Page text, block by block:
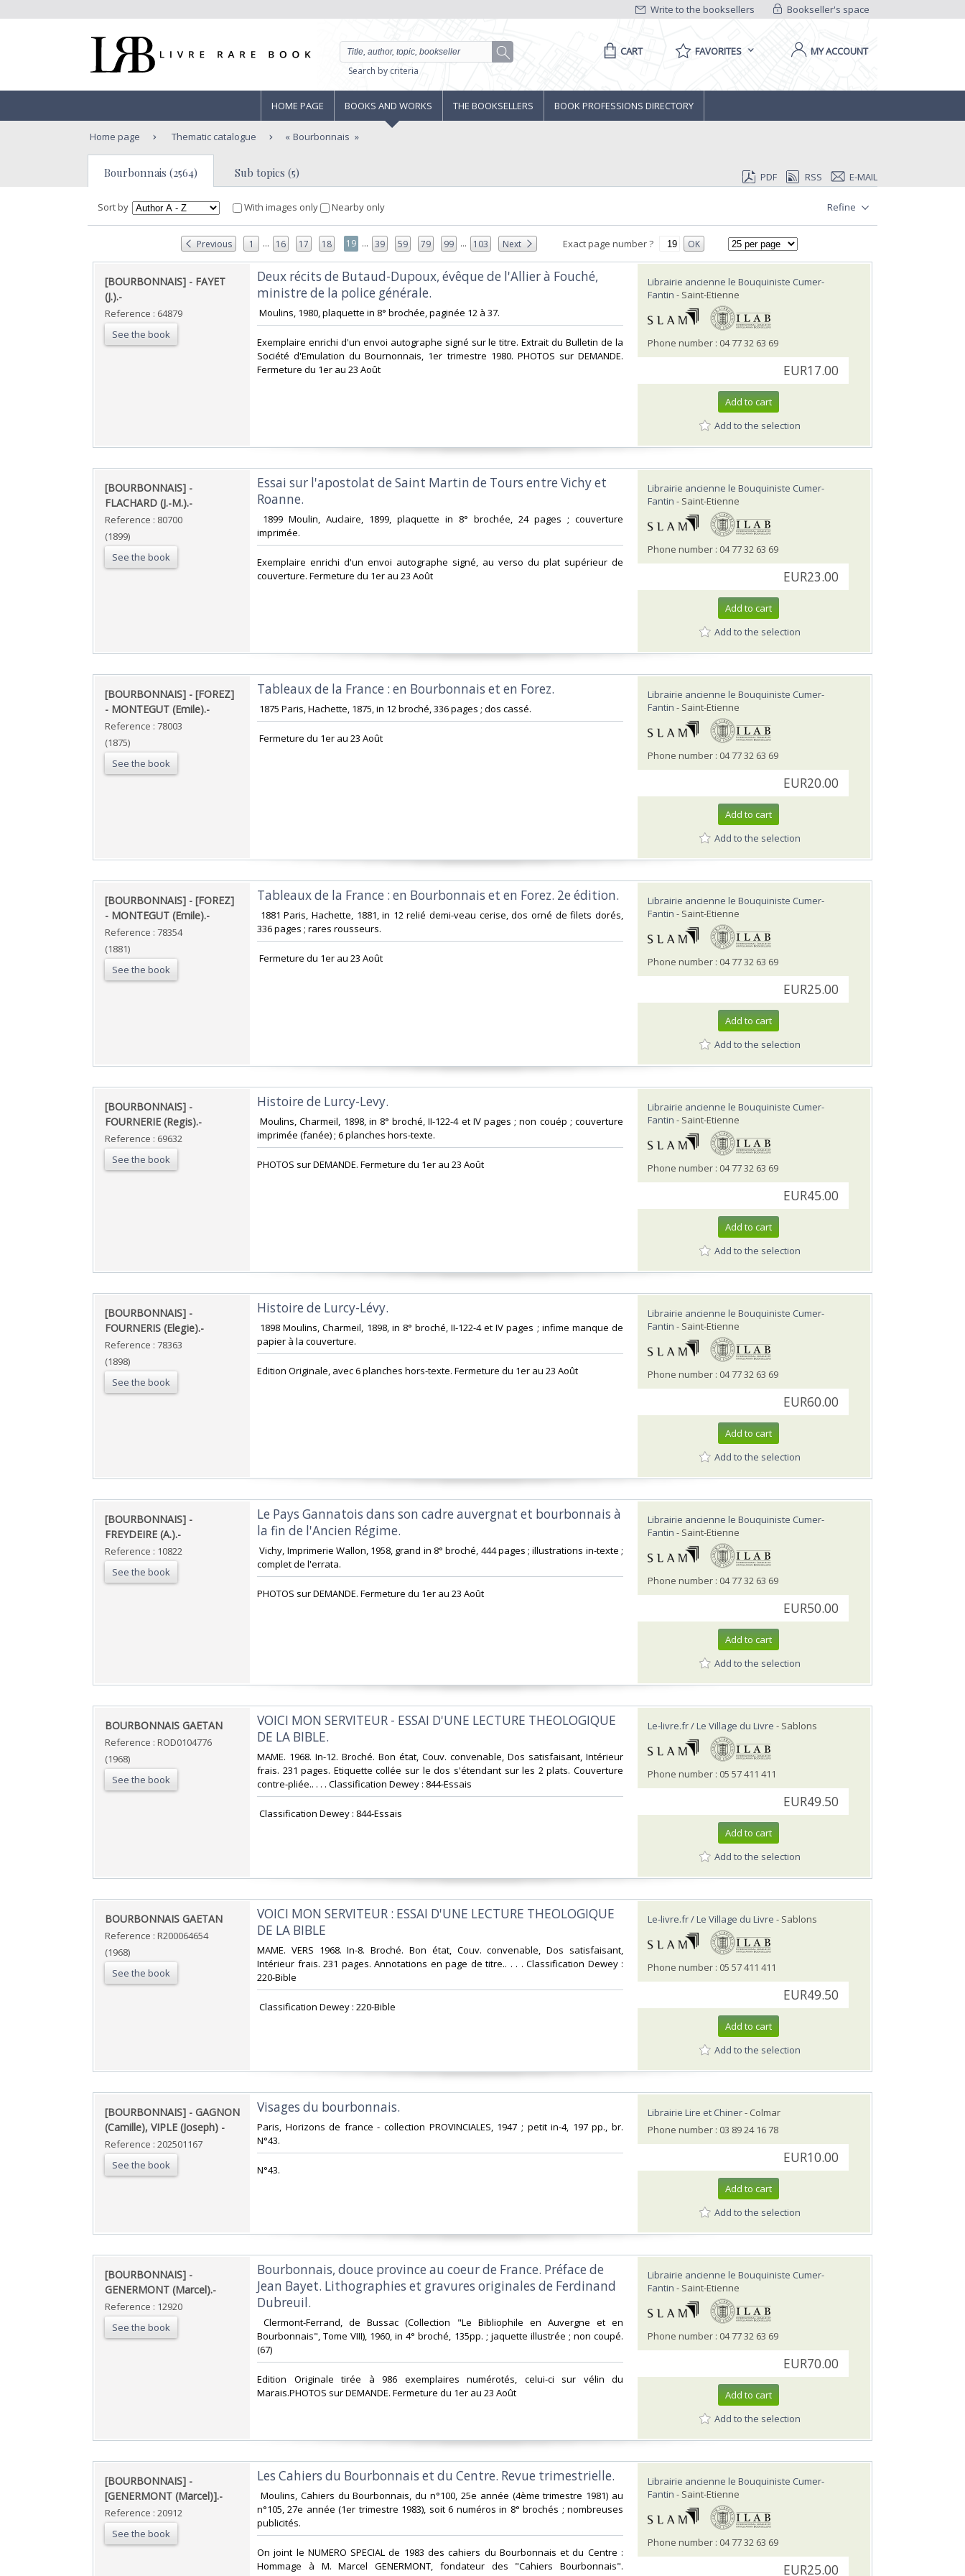
Bookseller's space
Write to the booksellers
Search by criteria
CART FAVORITES MY ACCOUNT
HOME PAGE BOOKS AND WORKS THE BOOKSELLERS BOOK PROFESSIONS DIRECTORY
Home page Thematic catalogue Bourbonnais
Bourbonnais (2564) Sub topics (5) PDF RSS E-MAIL
Sort by With images only Nearby only Refine
Previous 1 ... 16 17 18 19 ... 39 59 79 99 ... 103 Next Exact page number ? OK
‎[BOURBONNAIS] - FAYET
(J.).-‎
Reference : 64879
See the book
‎Deux récits de Butaud-Dupoux, évêque de l'Allier à Fouché,
ministre de la police générale.‎
‎ Moulins, 1980, plaquette in 8° brochée, paginée 12 à 37. ‎
‎Exemplaire enrichi d'un envoi autographe signé sur le titre. Extrait du Bulletin de la
Société d'Emulation du Bournonnais, 1er trimestre 1980. PHOTOS sur DEMANDE.
Fermeture du 1er au 23 Août‎
Librairie ancienne le Bouquiniste Cumer-
Fantin - Saint-Etienne
Phone number : 04 77 32 63 69
EUR17.00
Add to cart
Add to the selection
‎[BOURBONNAIS] -
FLACHARD (J.-M.).-‎
Reference : 80700
(1899)
See the book
‎Essai sur l'apostolat de Saint Martin de Tours entre Vichy et
Roanne.‎
‎ 1899 Moulin, Auclaire, 1899, plaquette in 8° brochée, 24 pages ; couverture
imprimée. ‎
‎Exemplaire enrichi d'un envoi autographe signé, au verso du plat supérieur de
couverture. Fermeture du 1er au 23 Août‎
Librairie ancienne le Bouquiniste Cumer-
Fantin - Saint-Etienne
Phone number : 04 77 32 63 69
EUR23.00
Add to cart
Add to the selection
‎[BOURBONNAIS] - [FOREZ]
- MONTEGUT (Emile).-‎
Reference : 78003
(1875)
See the book
‎Tableaux de la France : en Bourbonnais et en Forez.‎
‎ 1875 Paris, Hachette, 1875, in 12 broché, 336 pages ; dos cassé. ‎
‎ Fermeture du 1er au 23 Août‎
Librairie ancienne le Bouquiniste Cumer-
Fantin - Saint-Etienne
Phone number : 04 77 32 63 69
EUR20.00
Add to cart
Add to the selection
‎[BOURBONNAIS] - [FOREZ]
- MONTEGUT (Emile).-‎
Reference : 78354
(1881)
See the book
‎Tableaux de la France : en Bourbonnais et en Forez. 2e édition.‎
‎ 1881 Paris, Hachette, 1881, in 12 relié demi-veau cerise, dos orné de filets dorés,
336 pages ; rares rousseurs. ‎
‎ Fermeture du 1er au 23 Août‎
Librairie ancienne le Bouquiniste Cumer-
Fantin - Saint-Etienne
Phone number : 04 77 32 63 69
EUR25.00
Add to cart
Add to the selection
‎[BOURBONNAIS] -
FOURNERIE (Regis).-‎
Reference : 69632
See the book
‎Histoire de Lurcy-Levy.‎
‎ Moulins, Charmeil, 1898, in 8° broché, II-122-4 et IV pages ; non couép ; couverture
imprimée (fanée) ; 6 planches hors-texte. ‎
‎PHOTOS sur DEMANDE. Fermeture du 1er au 23 Août‎
Librairie ancienne le Bouquiniste Cumer-
Fantin - Saint-Etienne
Phone number : 04 77 32 63 69
EUR45.00
Add to cart
Add to the selection
‎[BOURBONNAIS] -
FOURNERIS (Elegie).-‎
Reference : 78363
(1898)
See the book
‎Histoire de Lurcy-Lévy.‎
‎ 1898 Moulins, Charmeil, 1898, in 8° broché, II-122-4 et IV pages ; infime manque de
papier à la couverture. ‎
‎Edition Originale, avec 6 planches hors-texte. Fermeture du 1er au 23 Août‎
Librairie ancienne le Bouquiniste Cumer-
Fantin - Saint-Etienne
Phone number : 04 77 32 63 69
EUR60.00
Add to cart
Add to the selection
‎[BOURBONNAIS] -
FREYDEIRE (A.).-‎
Reference : 10822
See the book
‎Le Pays Gannatois dans son cadre auvergnat et bourbonnais à
la fin de l'Ancien Régime.‎
‎ Vichy, Imprimerie Wallon, 1958, grand in 8° broché, 444 pages ; illustrations in-texte ;
complet de l'errata. ‎
‎PHOTOS sur DEMANDE. Fermeture du 1er au 23 Août‎
Librairie ancienne le Bouquiniste Cumer-
Fantin - Saint-Etienne
Phone number : 04 77 32 63 69
EUR50.00
Add to cart
Add to the selection
‎BOURBONNAIS GAETAN‎
Reference : ROD0104776
(1968)
See the book
‎VOICI MON SERVITEUR - ESSAI D'UNE LECTURE THEOLOGIQUE
DE LA BIBLE.‎
‎MAME. 1968. In-12. Broché. Bon état, Couv. convenable, Dos satisfaisant, Intérieur
frais. 231 pages. Etiquette collée sur le dos s'étendant sur les 2 plats. Couverture
contre-pliée.. . . . Classification Dewey : 844-Essais‎
‎ Classification Dewey : 844-Essais‎
Le-livre.fr / Le Village du Livre - Sablons
Phone number : 05 57 411 411
EUR49.50
Add to cart
Add to the selection
‎BOURBONNAIS GAETAN‎
Reference : R200064654
(1968)
See the book
‎VOICI MON SERVITEUR : ESSAI D'UNE LECTURE THEOLOGIQUE
DE LA BIBLE‎
‎MAME. VERS 1968. In-8. Broché. Bon état, Couv. convenable, Dos satisfaisant,
Intérieur frais. 231 pages. Annotations en page de titre.. . . . Classification Dewey :
220-Bible‎
‎ Classification Dewey : 220-Bible‎
Le-livre.fr / Le Village du Livre - Sablons
Phone number : 05 57 411 411
EUR49.50
Add to cart
Add to the selection
‎[BOURBONNAIS] - GAGNON
(Camille), VIPLE (Joseph) - ‎
Reference : 202501167
See the book
‎Visages du bourbonnais. ‎
‎Paris, Horizons de france - collection PROVINCIALES, 1947 ; petit in-4, 197 pp., br.
N°43.‎
‎N°43.‎
Librairie Lire et Chiner- Colmar
Phone number : 03 89 24 16 78
EUR10.00
Add to cart
Add to the selection
‎[BOURBONNAIS] -
GENERMONT (Marcel).-‎
Reference : 12920
See the book
‎Bourbonnais, douce province au coeur de France. Préface de
Jean Bayet. Lithographies et gravures originales de Ferdinand
Dubreuil.‎
‎ Clermont-Ferrand, de Bussac (Collection "Le Bibliophile en Auvergne et en
Bourbonnais", Tome VIII), 1960, in 4° broché, 135pp. ; jaquette illustrée ; non coupé.
(67) ‎
‎Edition Originale tirée à 986 exemplaires numérotés, celui-ci sur vélin du
Marais.PHOTOS sur DEMANDE. Fermeture du 1er au 23 Août‎
Librairie ancienne le Bouquiniste Cumer-
Fantin - Saint-Etienne
Phone number : 04 77 32 63 69
EUR70.00
Add to cart
Add to the selection
‎[BOURBONNAIS] -
[GENERMONT (Marcel)].-‎
Reference : 20912
See the book
‎Les Cahiers du Bourbonnais et du Centre. Revue trimestrielle.‎
‎ Moulins, Cahiers du Bourbonnais, du n°100, 25e année (4ème trimestre 1981) au
n°105, 27e année (1er trimestre 1983), soit 6 numéros in 8° brochés ; nombreuses
publicités. ‎
‎On joint le NUMERO SPECIAL de 1983 des cahiers du Bourbonnais et du Centre :
Hommage à M. Marcel GENERMONT, fondateur des "Cahiers Bourbonnais".
Librairie ancienne le Bouquiniste Cumer-
Fantin - Saint-Etienne
Phone number : 04 77 32 63 69
EUR25.00